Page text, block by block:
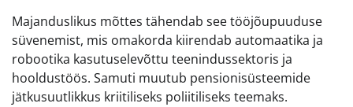
Majanduslikus mõttes tähendab see tööjõupuuduse
süvenemist, mis omakorda kiirendab automaatika ja
robootika kasutuselevõttu teenindussektoris ja
hooldustöös. Samuti muutub pensionisüsteemide
jätkusuutlikkus kriitiliseks poliitiliseks teemaks.